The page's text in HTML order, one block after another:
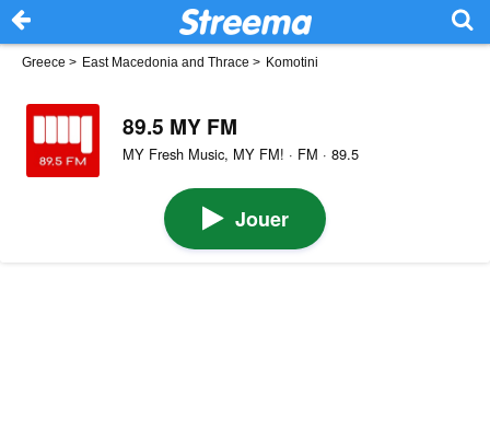
Greece > East Macedonia and Thrace > Komotini
89.5 MY FM
MY Fresh Music, MY FM! · FM · 89.5
Jouer